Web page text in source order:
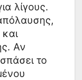
λίγους.
Αν
το